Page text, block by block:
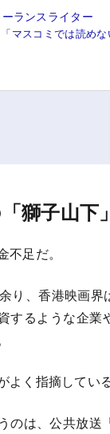
ランスライター
マスコミでは読めな
獅子山下
足だ。
り、香港映画界
するような企
く指摘してい
のは、公共放